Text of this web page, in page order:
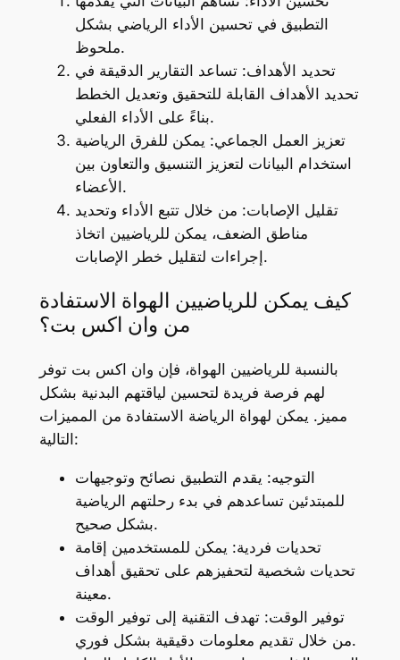
التطبيق في تحسين الأداء الرياضي بشكل
ملحوظ.
تحديد الأهداف: تساعد التقارير الدقيقة في
تحديد الأهداف القابلة للتحقيق وتعديل الخطط
بناءً على الأداء الفعلي.
تعزيز العمل الجماعي: يمكن للفرق الرياضية
استخدام البيانات لتعزيز التنسيق والتعاون بين
الأعضاء.
تقليل الإصابات: من خلال تتبع الأداء وتحديد
مناطق الضعف، يمكن للرياضيين اتخاذ
إجراءات لتقليل خطر الإصابات.
كيف يمكن للرياضيين الهواة الاستفادة
من وان اكس بت؟
بالنسبة للرياضيين الهواة، فإن وان اكس بت توفر
لهم فرصة فريدة لتحسين لياقتهم البدنية بشكل
مميز. يمكن لهواة الرياضة الاستفادة من المميزات
التالية:
التوجيه: يقدم التطبيق نصائح وتوجيهات
للمبتدئين تساعدهم في بدء رحلتهم الرياضية
بشكل صحيح.
تحديات فردية: يمكن للمستخدمين إقامة
تحديات شخصية لتحفيزهم على تحقيق أهداف
معينة.
توفير الوقت: تهدف التقنية إلى توفير الوقت
من خلال تقديم معلومات دقيقية بشكل فوري.